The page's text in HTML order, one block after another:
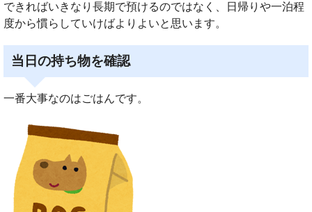
できればいきなり長期で預けるのではなく、日帰りや一泊程
度から慣らしていけばよりよいと思います。
当日の持ち物を確認
一番大事なのはごはんです。